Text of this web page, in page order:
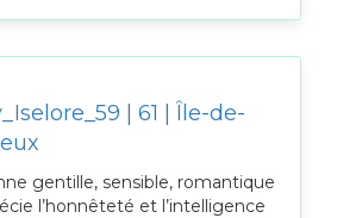
| 61 | Île-de-
gentille, sensible, romantique
l’honnêteté et l’intelligence